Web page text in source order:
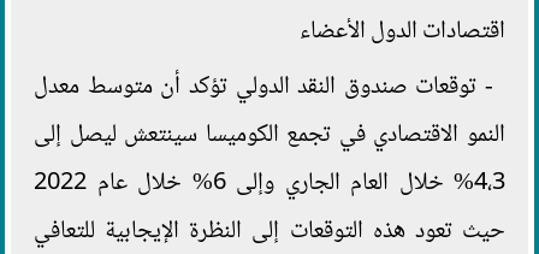
اقتصادات الدول الأعضاء
- توقعات صندوق النقد الدولي تؤكد أن متوسط معدل
النمو الاقتصادي في تجمع الكوميسا سينتعش ليصل إلى
4،3% خلال العام الجاري وإلى 6% خلال عام 2022
حيث تعود هذه التوقعات إلى النظرة الإيجابية للتعافي